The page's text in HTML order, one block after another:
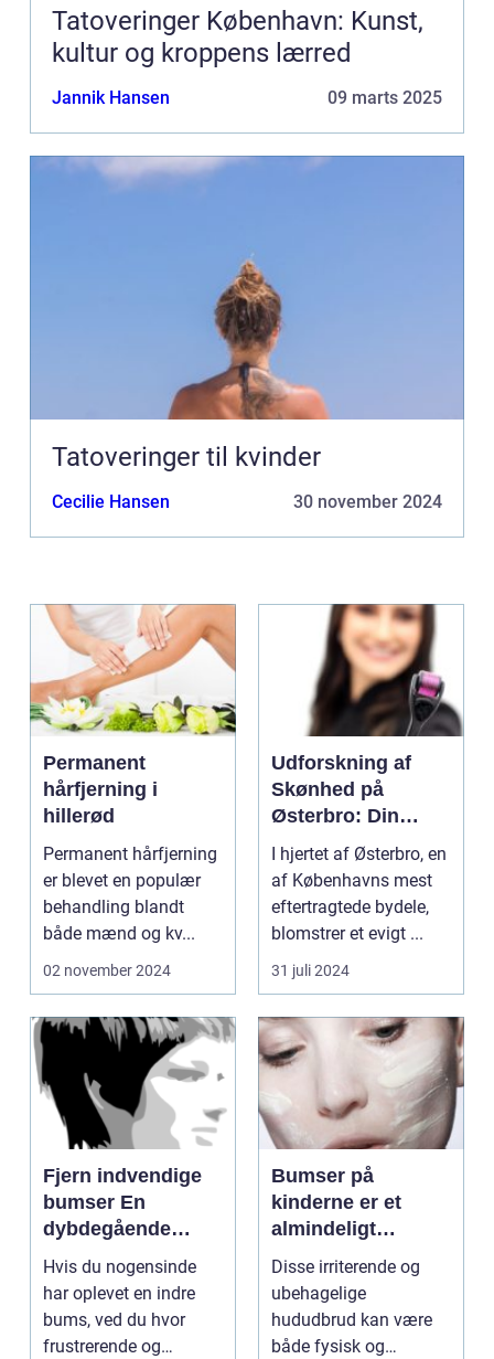
Tatoveringer København: Kunst,
kultur og kroppens lærred
Jannik Hansen 09 marts 2025
Tatoveringer til kvinder
Cecilie Hansen 30 november 2024
Permanent
hårfjerning i
hillerød
Permanent hårfjerning
er blevet en populær
behandling blandt
både mænd og kv...
02 november 2024
Udforskning af
Skønhed på
Østerbro: Din
Destination for
Æstetiske
Behandlinger
I hjertet af Østerbro, en
af Københavns mest
eftertragtede bydele,
blomstrer et evigt ...
31 juli 2024
Fjern indvendige
bumser En
dybdegående
guide til smuk hud
Hvis du nogensinde
har oplevet en indre
bums, ved du hvor
frustrerende og
Bumser på
kinderne er et
almindeligt
problem, som
mange mennesker
oplever i løbet af
deres liv
Disse irriterende og
ubehagelige
hududbrud kan være
både fysisk og